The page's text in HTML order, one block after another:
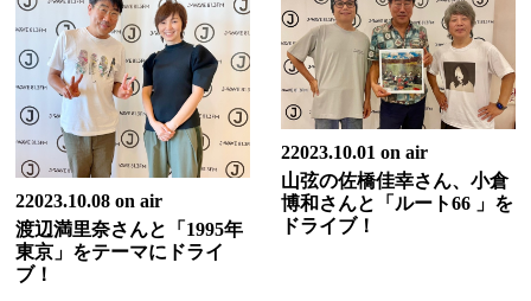
22023.10.08 on air
渡辺満里奈さんと「1995年
東京」をテーマにドライ
ブ！
22023.10.01 on air
山弦の佐橋佳幸さん、小倉
博和さんと「ルート66 」を
ドライブ！